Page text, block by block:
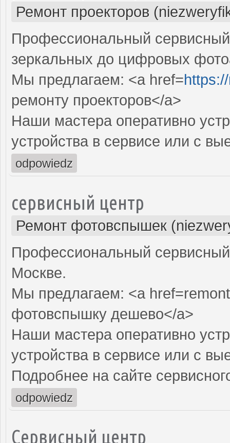
Ремонт проекторов
Профессиональный
зеркальных до цифровых
Мы предлагаем: <a href=
ремонту проекторов</a>
Наши мастера оперативно
устройства в сервисе или с
odpowiedz
сервисный центр
Ремонт фотовспышек
Профессиональный
Москве.
Мы предлагаем: <a
фотовспышку дешево</a>
Наши мастера оперативно
устройства в сервисе или с
Подробнее на сайте
odpowiedz
Сервисный центр